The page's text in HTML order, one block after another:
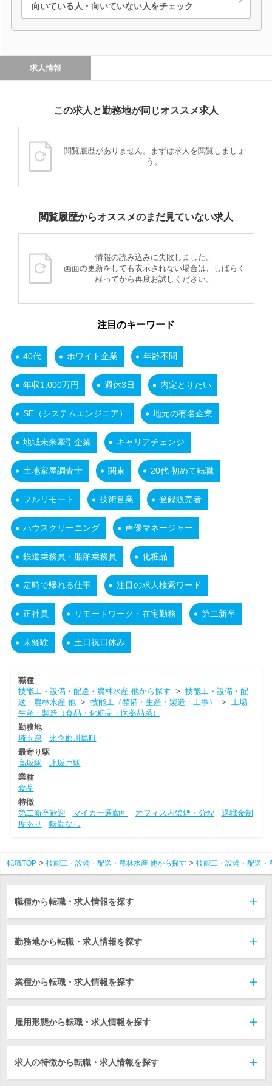
向いている人・向いていない人をチェック
求人情報
この求人と勤務地が同じオススメ求人
閲覧履歴がありません。まずは求人を閲覧しましょ
う。
閲覧履歴からオススメのまだ見ていない求人
情報の読み込みに失敗しました。
画面の更新をしても表示されない場合は、しばらく
経ってから再度お試しください。
注目のキーワード
40代 ホワイト企業 年齢不問
年収1,000万円 週休3日 内定とりたい
SE（システムエンジニア） 地元の有名企業
地域未来牽引企業 キャリアチェンジ
土地家屋調査士 関東 20代 初めて転職
フルリモート 技術営業 登録販売者
ハウスクリーニング 声優マネージャー
鉄道乗務員・船舶乗務員 化粧品
定時で帰れる仕事 注目の求人検索ワード
正社員 リモートワーク・在宅勤務 第二新卒
未経験 土日祝日休み
職種
技能工・設備・配送・農林水産 他から探す > 技能工・設備・配
送・農林水産 他> 技能工（整備・生産・製造・工事） > 工場
生産・製造（食品・化粧品・医薬品系）
勤務地
埼玉県
比企郡川島町
最寄り駅
高坂駅
北坂戸駅
業種
食品
特徴
第二新卒歓迎
マイカー通勤可 オフィス内禁煙・分煙
退職金制
度あり
転勤なし
転職TOP 技能工・設備・配送・農林水産 他から探す 技能工・設備・配送・
職種から転職・求人情報を探す
勤務地から転職・求人情報を探す
業種から転職・求人情報を探す
雇用形態から転職・求人情報を探す
求人の特徴から転職・求人情報を探す